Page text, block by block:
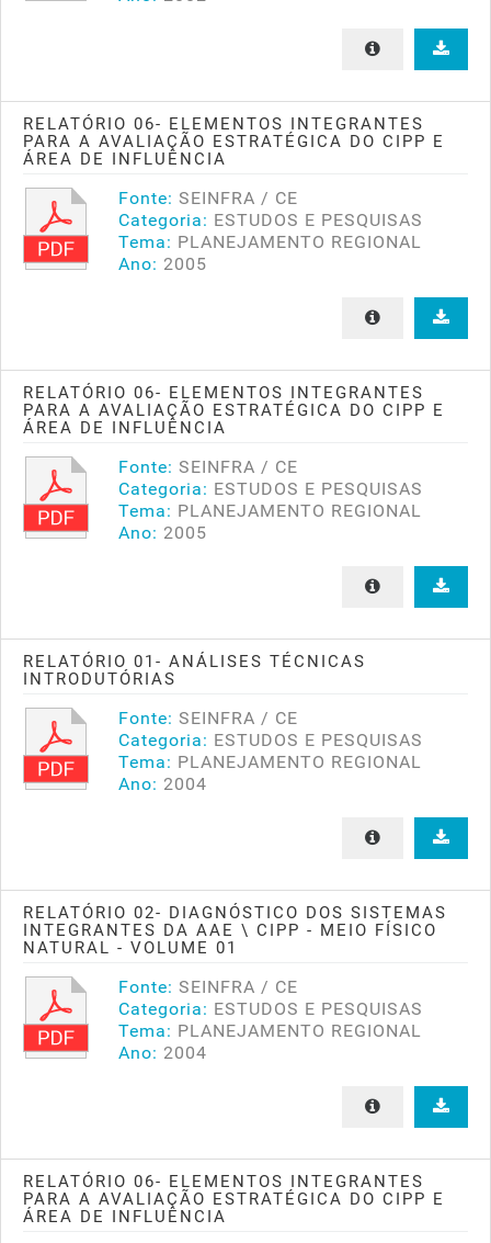
RELATÓRIO 06- ELEMENTOS INTEGRANTES
PARA A AVALIAÇÃO ESTRATÉGICA DO CIPP E
ÁREA DE INFLUÊNCIA
Fonte: SEINFRA / CE
Categoria: ESTUDOS E PESQUISAS
Tema: PLANEJAMENTO REGIONAL
Ano: 2005
RELATÓRIO 06- ELEMENTOS INTEGRANTES
PARA A AVALIAÇÃO ESTRATÉGICA DO CIPP E
ÁREA DE INFLUÊNCIA
Fonte: SEINFRA / CE
Categoria: ESTUDOS E PESQUISAS
Tema: PLANEJAMENTO REGIONAL
Ano: 2005
RELATÓRIO 01- ANÁLISES TÉCNICAS
INTRODUTÓRIAS
Fonte: SEINFRA / CE
Categoria: ESTUDOS E PESQUISAS
Tema: PLANEJAMENTO REGIONAL
Ano: 2004
RELATÓRIO 02- DIAGNÓSTICO DOS SISTEMAS
INTEGRANTES DA AAE \ CIPP - MEIO FÍSICO
NATURAL - VOLUME 01
Fonte: SEINFRA / CE
Categoria: ESTUDOS E PESQUISAS
Tema: PLANEJAMENTO REGIONAL
Ano: 2004
RELATÓRIO 06- ELEMENTOS INTEGRANTES
PARA A AVALIAÇÃO ESTRATÉGICA DO CIPP E
ÁREA DE INFLUÊNCIA